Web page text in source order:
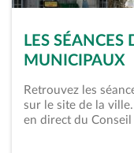
LES SÉANCES
MUNICIPAUX
Retrouvez les
sur le site de la
en direct du